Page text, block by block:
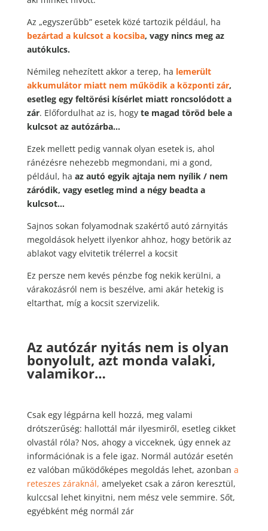
Az „egyszerűbb” esetek közé tartozik például, ha
bezártad a kulcsot a kocsiba, vagy nincs meg az
autókulcs.
Némileg nehezített akkor a terep, ha lemerült
akkumulátor miatt nem működik a központi zár,
esetleg egy feltörési kísérlet miatt roncsolódott a
zár. Előfordulhat az is, hogy te magad töröd bele a
kulcsot az autózárba…
Ezek mellett pedig vannak olyan esetek is, ahol
ránézésre nehezebb megmondani, mi a gond,
például, ha az autó egyik ajtaja nem nyílik / nem
záródik, vagy esetleg mind a négy beadta a
kulcsot…
Sajnos sokan folyamodnak szakértő autó zárnyitás
megoldások helyett ilyenkor ahhoz, hogy betörik az
ablakot vagy elvitetik trélerrel a kocsit
Ez persze nem kevés pénzbe fog nekik kerülni, a
várakozásról nem is beszélve, ami akár hetekig is
eltarthat, míg a kocsit szervizelik.
Az autózár nyitás nem is olyan
bonyolult, azt monda valaki,
valamikor…
Csak egy légpárna kell hozzá, meg valami
drótszerűség: hallottál már ilyesmiről, esetleg cikket
olvastál róla? Nos, ahogy a vicceknek, úgy ennek az
információnak is a fele igaz. Normál autózár esetén
ez valóban működőképes megoldás lehet, azonban a
reteszes záraknál, amelyeket csak a záron keresztül,
kulccsal lehet kinyitni, nem mész vele semmire. Sőt,
egyébként még normál zár